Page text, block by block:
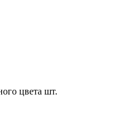
цвета шт.